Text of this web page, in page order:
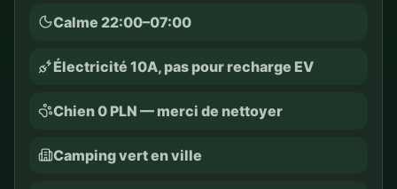
Calme 22:00–07:00
Électricité 10A, pas pour recharge EV
Chien 0 PLN — merci de nettoyer
Camping vert en ville